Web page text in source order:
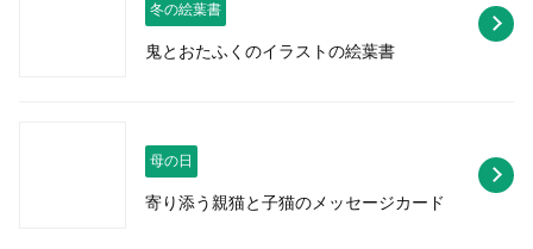
冬の絵葉書
鬼とおたふくのイラストの絵葉書
母の日
寄り添う親猫と子猫のメッセージカード